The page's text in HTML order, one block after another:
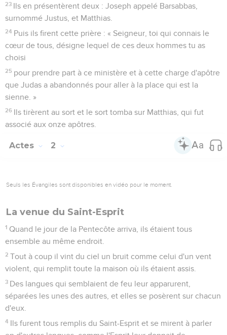
23 Ils en présentèrent deux : Joseph appelé Barsabbas,
surnommé Justus, et Matthias.
24 Puis ils firent cette prière : « Seigneur, toi qui connais le
cœur de tous, désigne lequel de ces deux hommes tu as
choisi
25 pour prendre part à ce ministère et à cette charge d'apôtre
que Judas a abandonnés pour aller à la place qui est la
sienne. »
26 Ils tirèrent au sort et le sort tomba sur Matthias, qui fut
associé aux onze apôtres.
Actes 2
Seuls les Évangiles sont disponibles en vidéo pour le moment.
La venue du Saint-Esprit
1 Quand le jour de la Pentecôte arriva, ils étaient tous
ensemble au même endroit.
2 Tout à coup il vint du ciel un bruit comme celui d'un vent
violent, qui remplit toute la maison où ils étaient assis.
3 Des langues qui semblaient de feu leur apparurent,
séparées les unes des autres, et elles se posèrent sur chacun
d'eux.
4 Ils furent tous remplis du Saint-Esprit et se mirent à parler